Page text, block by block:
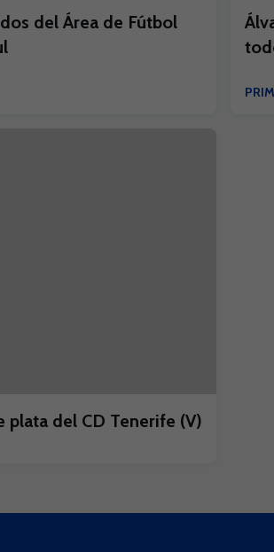
del Área de Fútbol
plata del CD Tenerife (V)